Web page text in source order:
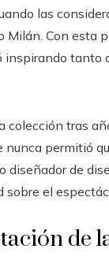
las
Milán. Con esta
tanto
tras
permitió
diseñador de
el
de